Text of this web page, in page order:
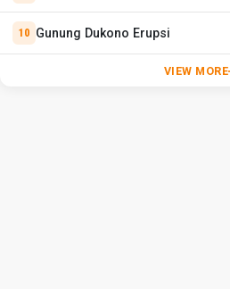
Gunung Dukono Erupsi
VIEW MORE